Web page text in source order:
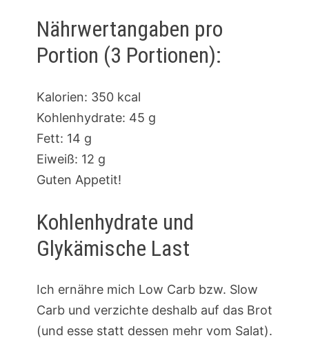
Nährwertangaben pro
Portion (3 Portionen):
Kalorien: 350 kcal
Kohlenhydrate: 45 g
Fett: 14 g
Eiweiß: 12 g
Guten Appetit!
Kohlenhydrate und
Glykämische Last
Ich ernähre mich Low Carb bzw. Slow
Carb und verzichte deshalb auf das Brot
(und esse statt dessen mehr vom Salat).